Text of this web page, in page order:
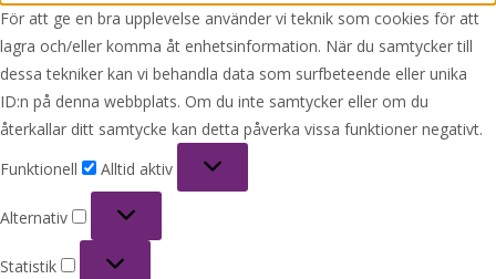
För att ge en bra upplevelse använder vi teknik som cookies för att
lagra och/eller komma åt enhetsinformation. När du samtycker till
dessa tekniker kan vi behandla data som surfbeteende eller unika
ID:n på denna webbplats. Om du inte samtycker eller om du
återkallar ditt samtycke kan detta påverka vissa funktioner negativt.
Funktionell
Alltid aktiv
Alternativ
Statistik